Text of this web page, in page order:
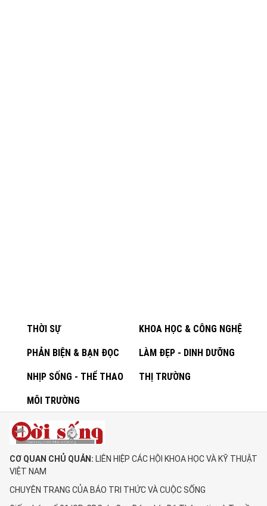
THỜI SỰ KHOA HỌC & CÔNG NGHỆ
PHẢN BIỆN & BẠN ĐỌC LÀM ĐẸP - DINH DƯỠNG
NHỊP SỐNG - THỂ THAO THỊ TRƯỜNG
MÔI TRƯỜNG
CƠ QUAN CHỦ QUẢN: LIÊN HIỆP CÁC HỘI KHOA HỌC VÀ KỸ THUẬT
VIỆT NAM
CHUYÊN TRANG CỦA BÁO TRI THỨC VÀ CUỘC SỐNG